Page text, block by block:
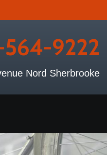
564-9222
Nord Sherbrooke